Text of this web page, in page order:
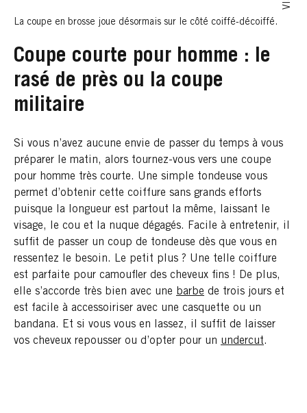
La coupe en brosse joue désormais sur le côté coiffé-décoiffé.
Coupe courte pour homme : le
rasé de près ou la coupe
militaire
Si vous n’avez aucune envie de passer du temps à vous
préparer le matin, alors tournez-vous vers une coupe
pour homme très courte. Une simple tondeuse vous
permet d’obtenir cette coiffure sans grands efforts
puisque la longueur est partout la même, laissant le
visage, le cou et la nuque dégagés. Facile à entretenir, il
suffit de passer un coup de tondeuse dès que vous en
ressentez le besoin. Le petit plus ? Une telle coiffure
est parfaite pour camoufler des cheveux fins ! De plus,
elle s’accorde très bien avec une barbe de trois jours et
est facile à accessoiriser avec une casquette ou un
bandana. Et si vous vous en lassez, il suffit de laisser
vos cheveux repousser ou d’opter pour un undercut.